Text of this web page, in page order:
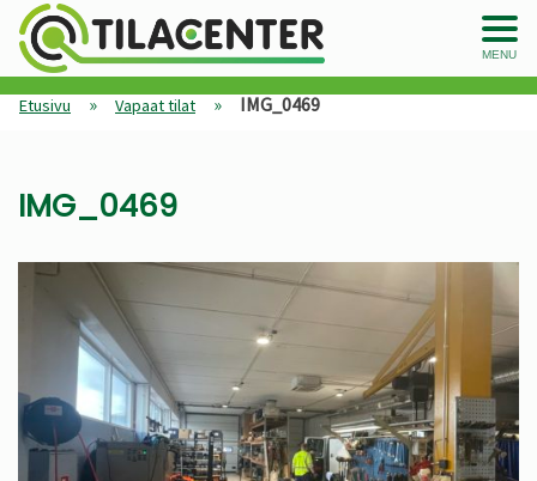
MENU
Etusivu » Vapaat tilat » IMG_0469
IMG_0469